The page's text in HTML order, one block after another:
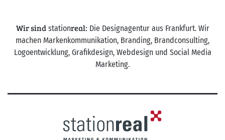
Wir sindstationreal: Die Designagentur aus Frankfurt. Wir
machen Markenkommunikation, Branding, Brandconsulting,
Logoentwicklung, Grafikdesign, Webdesign und Social Media
Marketing.